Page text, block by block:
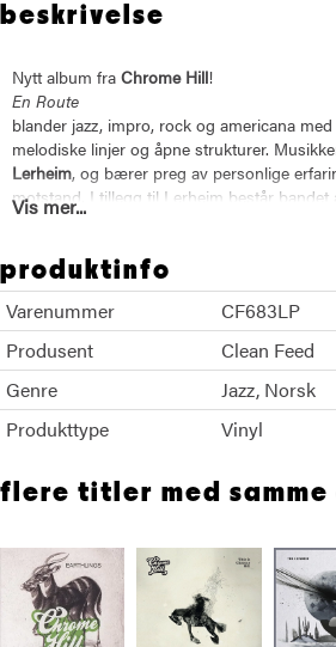
beskrivelse
Nytt album fra Chrome Hill!
En Route
blander jazz, impro, rock og americana
melodiske linjer og åpne strukturer.
Lerheim, og bærer preg av personlige
motstand. I tillegg til Lerheim består bandet
på tenorsax og bassklarinett,
For fans av Bill Frisell, Paul Motian, Ennio
stemningsdrevet jazz.
Vis mer...
produktinfo
Varenummer
CF683LP
Produsent
Clean Feed
Genre
Jazz Norsk
Produkttype
Vinyl
flere titler med